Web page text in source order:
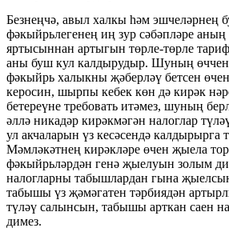
Безнеңчә, авыл халкы һәм эшчеләрнең
фәкыйрьлегенең иң зур сәбәпләре
яртысыннан артыгын төрле-төрле
аны буш кул калдырудыр. Шуның
фәкыйрь халыкны җәберләү бетсен
керосин, шырпы кебек көн дә кирәк
бетереүне требовать итәмез, шуның
әллә никадәр кирәкмәгән налоглар
ул акчаларын үз кесәсендә
Мәмләкәтнең кирәкләре өчен җыела
фәкыйрьләрдән генә җыелуын золым
налогларны табышлардан гына
табышы үз җәмәгатен тәрбиядән
түләү салынсын, табышы арткан саен
димез.